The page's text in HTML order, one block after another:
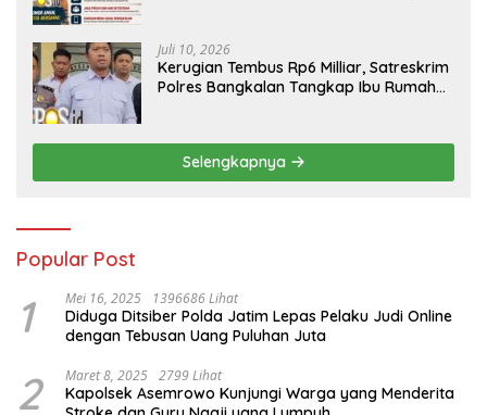
Juli 10, 2026
Kerugian Tembus Rp6 Milliar, Satreskrim
Polres Bangkalan Tangkap Ibu Rumah
Selengkapnya
Popular Post
1 Mei 16, 2025 1396686 Lihat
Diduga Ditsiber Polda Jatim Lepas Pelaku Judi Online
dengan Tebusan Uang Puluhan Juta
2 Maret 8, 2025 2799 Lihat
Kapolsek Asemrowo Kunjungi Warga yang Menderita